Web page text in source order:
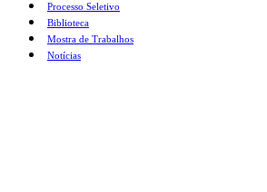
Processo Seletivo
Biblioteca
Mostra de Trabalhos
Notícias